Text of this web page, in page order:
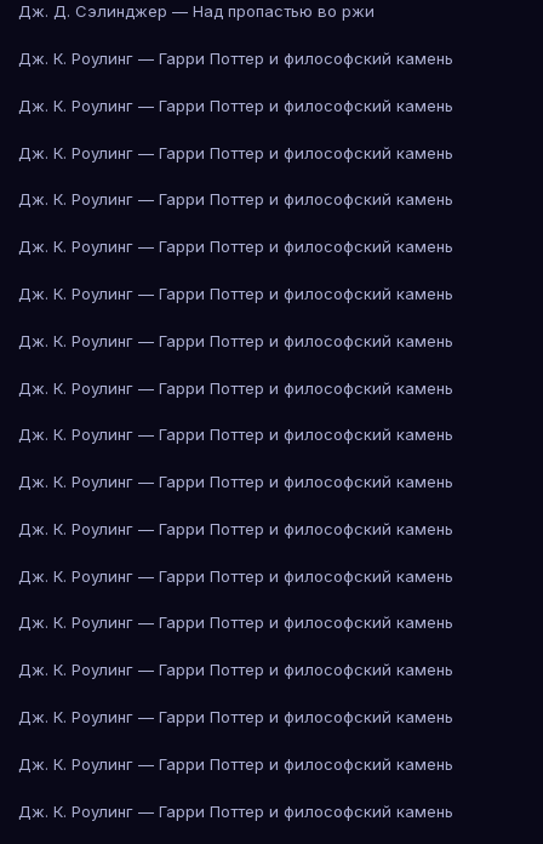
Дж. Д. Сэлинджер — Над пропастью во ржи
Дж. К. Роулинг — Гарри Поттер и философский камень
Дж. К. Роулинг — Гарри Поттер и философский камень
Дж. К. Роулинг — Гарри Поттер и философский камень
Дж. К. Роулинг — Гарри Поттер и философский камень
Дж. К. Роулинг — Гарри Поттер и философский камень
Дж. К. Роулинг — Гарри Поттер и философский камень
Дж. К. Роулинг — Гарри Поттер и философский камень
Дж. К. Роулинг — Гарри Поттер и философский камень
Дж. К. Роулинг — Гарри Поттер и философский камень
Дж. К. Роулинг — Гарри Поттер и философский камень
Дж. К. Роулинг — Гарри Поттер и философский камень
Дж. К. Роулинг — Гарри Поттер и философский камень
Дж. К. Роулинг — Гарри Поттер и философский камень
Дж. К. Роулинг — Гарри Поттер и философский камень
Дж. К. Роулинг — Гарри Поттер и философский камень
Дж. К. Роулинг — Гарри Поттер и философский камень
Дж. К. Роулинг — Гарри Поттер и философский камень